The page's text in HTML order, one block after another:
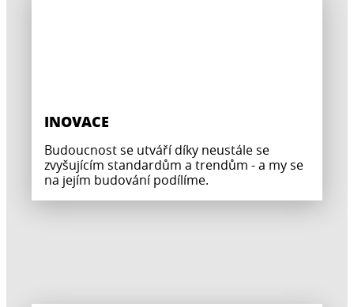
INOVACE
Budoucnost se utváří díky neustále se
zvyšujícím standardům a trendům - a my se
na jejím budování podílíme.